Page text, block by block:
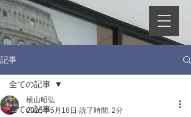
記事
全ての記事
全ての記事
横山昭弘
2025年5月18日 読了時間: 2分